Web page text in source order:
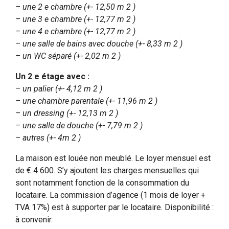
– une 2 e chambre (+- 12,50 m 2 )
– une 3 e chambre (+- 12,77 m 2 )
– une 4 e chambre (+- 12,77 m 2 )
– une salle de bains avec douche (+- 8,33 m 2 )
– un WC séparé (+- 2,02 m 2 )
Un 2 e étage avec :
– un palier (+- 4,12 m 2 )
– une chambre parentale (+- 11,96 m 2 )
– un dressing (+- 12,13 m 2 )
– une salle de douche (+- 7,79 m 2 )
– autres (+- 4m 2 )
La maison est louée non meublé. Le loyer mensuel est
de € 4 600. S’y ajoutent les charges mensuelles qui
sont notamment fonction de la consommation du
locataire. La commission d’agence (1 mois de loyer +
TVA 17%) est à supporter par le locataire. Disponibilité :
à convenir.